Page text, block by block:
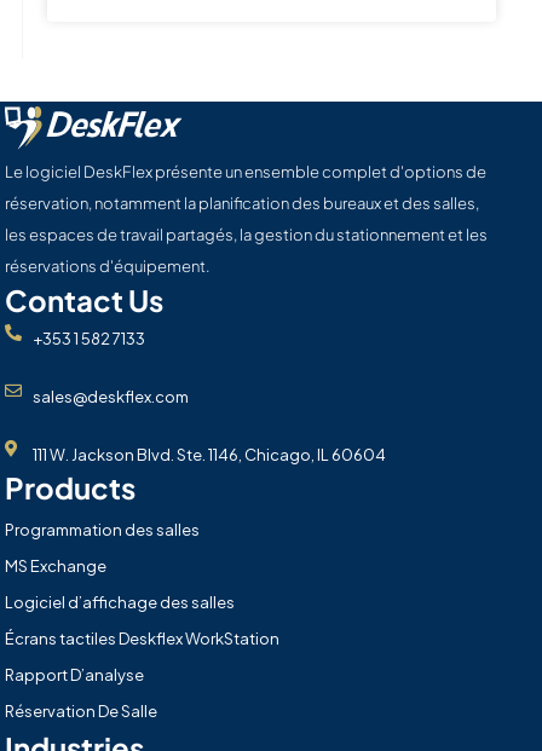
Le logiciel DeskFlex présente un ensemble complet d'options de
réservation, notamment la planification des bureaux et des salles,
les espaces de travail partagés, la gestion du stationnement et les
réservations d'équipement.
Contact Us
+353 1 582 7133
sales@deskflex.com
111 W. Jackson Blvd. Ste. 1146, Chicago, IL 60604
Products
Programmation des salles
MS Exchange
Logiciel d’affichage des salles
Écrans tactiles Deskflex WorkStation
Rapport D’analyse
Réservation De Salle